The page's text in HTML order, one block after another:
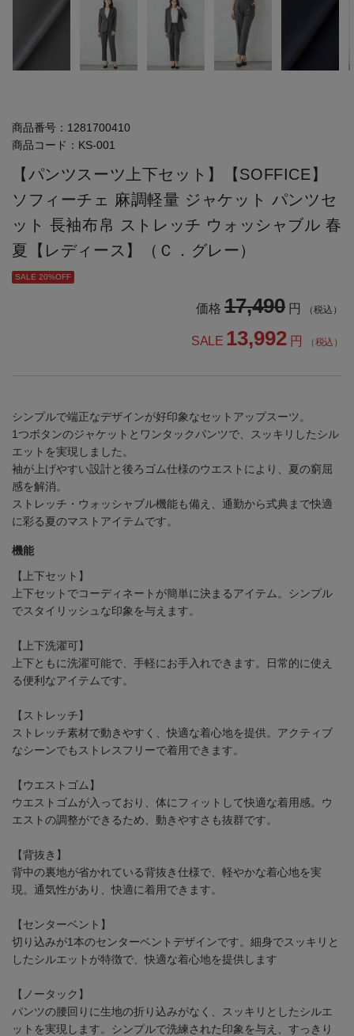
商品番号： 1281700410
商品コード： KS-001
【パンツスーツ上下セット】【SOFFICE】
ソフィーチェ 麻調軽量 ジャケット パンツセ
ット 長袖布帛 ストレッチ ウォッシャブル 春
夏【レディース】（Ｃ．グレー）
SALE 20%OFF
価格 17,490 円 （税込）
SALE 13,992 円 （税込）
シンプルで端正なデザインが好印象なセットアップスーツ。
1つボタンのジャケットとワンタックパンツで、スッキリしたシル
エットを実現しました。
袖が上げやすい設計と後ろゴム仕様のウエストにより、夏の窮屈
感を解消。
ストレッチ・ウォッシャブル機能も備え、通勤から式典まで快適
に彩る夏のマストアイテムです。
機能
【上下セット】
上下セットでコーディネートが簡単に決まるアイテム。シンプル
でスタイリッシュな印象を与えます。
【上下洗濯可】
上下ともに洗濯可能で、手軽にお手入れできます。日常的に使え
る便利なアイテムです。
【ストレッチ】
ストレッチ素材で動きやすく、快適な着心地を提供。アクティブ
なシーンでもストレスフリーで着用できます。
【ウエストゴム】
ウエストゴムが入っており、体にフィットして快適な着用感。ウ
エストの調整ができるため、動きやすさも抜群です。
【背抜き】
背中の裏地が省かれている背抜き仕様で、軽やかな着心地を実
現。通気性があり、快適に着用できます。
【センターベント】
切り込みが1本のセンターベントデザインです。細身でスッキリと
したシルエットが特徴で、快適な着心地を提供します
【ノータック】
パンツの腰回りに生地の折り込みがなく、スッキリとしたシルエ
ットを実現します。シンプルで洗練された印象を与え、すっきり